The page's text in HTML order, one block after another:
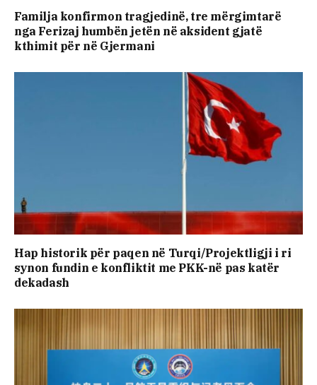
Familja konfirmon tragjedinë, tre mërgimtarë
nga Ferizaj humbën jetën në aksident gjatë
kthimit për në Gjermani
Hap historik për paqen në Turqi/Projektligji i ri
synon fundin e konfliktit me PKK-në pas katër
dekadash